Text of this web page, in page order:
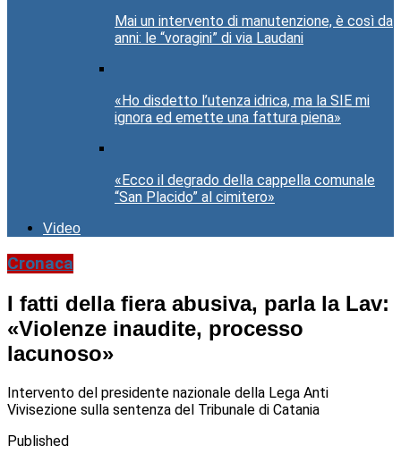
Mai un intervento di manutenzione, è così da
anni: le “voragini” di via Laudani
«Ho disdetto l’utenza idrica, ma la SIE mi
ignora ed emette una fattura piena»
«Ecco il degrado della cappella comunale
“San Placido” al cimitero»
Video
Cronaca
I fatti della fiera abusiva, parla la Lav:
«Violenze inaudite, processo
lacunoso»
Intervento del presidente nazionale della Lega Anti
Vivisezione sulla sentenza del Tribunale di Catania
Published